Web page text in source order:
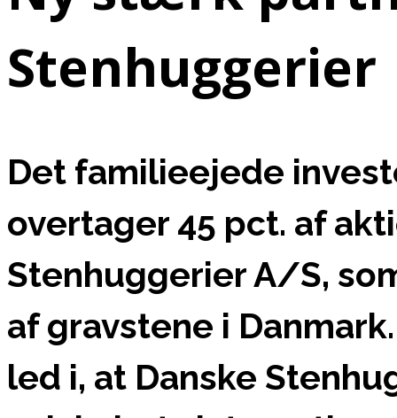
Stenhuggerier
Det familieejede
overtager 45 pct. af
Stenhuggerier A/S,
af gravstene i
led i, at Danske